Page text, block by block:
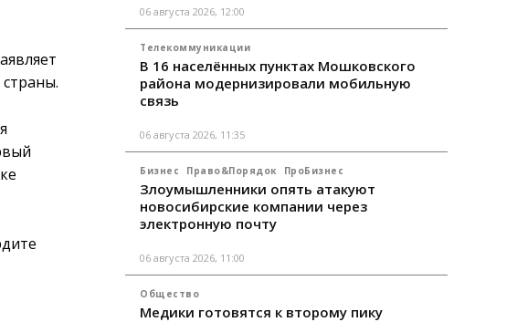
06 августа 2026, 12:00
Телекоммуникации
В 16 населённых пунктах Мошковского
района модернизировали мобильную
связь
06 августа 2026, 11:35
Бизнес Право&Порядок ПроБизнес
Злоумышленники опять атакуют
новосибирские компании через
электронную почту
06 августа 2026, 11:00
Общество
Медики готовятся к второму пику